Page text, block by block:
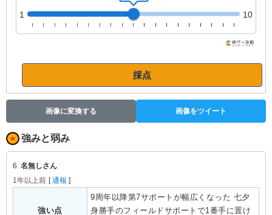
1 10
採点
画像に変換する 画像をツイート
強みと弱み
6. 名無しさん
1年以上前 [通報 ]
強い点
9周年以降第7サポートが幅広くなった 七夕
身勝手のフィールドサポートで1番手に置け